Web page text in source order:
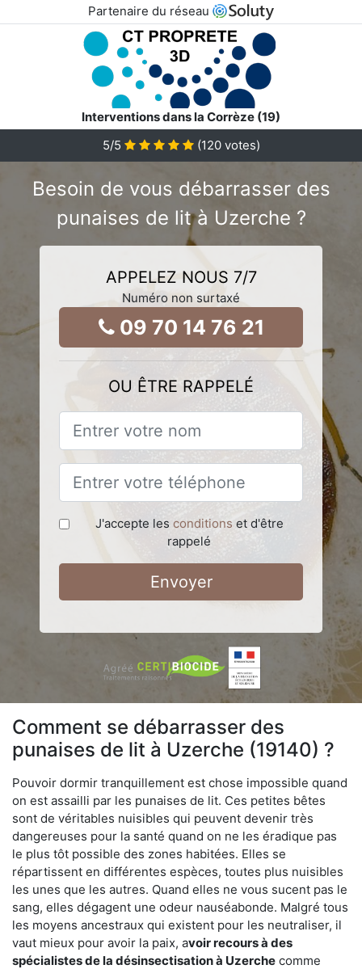
Partenaire du réseau
Interventions dans la Corrèze (19)
5/5 (120votes)
Besoin de vous débarrasser des
punaises de lit à Uzerche ?
APPELEZ NOUS 7/7
Numéro non surtaxé
09 70 14 76 21
OU ÊTRE RAPPELÉ
J'accepte les conditions et d'être
rappelé
Envoyer
Comment se débarrasser des
punaises de lit à Uzerche (19140) ?
Pouvoir dormir tranquillement est chose impossible quand
on est assailli par les punaises de lit. Ces petites bêtes
sont de véritables nuisibles qui peuvent devenir très
dangereuses pour la santé quand on ne les éradique pas
le plus tôt possible des zones habitées. Elles se
répartissent en différentes espèces, toutes plus nuisibles
les unes que les autres. Quand elles ne vous sucent pas le
sang, elles dégagent une odeur nauséabonde. Malgré tous
les moyens ancestraux qui existent pour les neutraliser, il
vaut mieux pour avoir la paix, avoir recours à des
spécialistes de la désinsectisation à Uzerche comme